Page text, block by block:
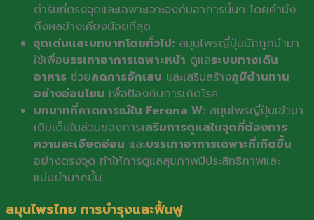
ตำรับที่ตรงจุดและเฉพาะเจาะจงกับอาการนั้นๆ โดยคำนึง
ถึงผลข้างเคียงน้อยที่สุด
จุดเด่นและบทบาทโดยทั่วไป: สมุนไพรญี่ปุ่นมักถูกนำมา
ใช้เพื่อบรรเทาอาการเฉพาะหน้า ดูแลระบบทางเดิน
อาหาร ช่วยลดการอักเสบ และเสริมสร้างภูมิต้านทาน
อย่างอ่อนโยน เพื่อป้องกันการเกิดโรค
บทบาทที่คาดการณ์ใน Ferona W: สมุนไพรญี่ปุ่นเข้ามา
เติมเต็มในส่วนของการเสริมการดูแลในจุดที่ต้องการ
ความละเอียดอ่อน และบรรเทาอาการเฉพาะที่เกิดขึ้น
อย่างตรงจุด ทำให้การดูแลสุขภาพมีประสิทธิภาพและ
แม่นยำมากขึ้น
สมุนไพรไทย การบำรุงและฟื้นฟู